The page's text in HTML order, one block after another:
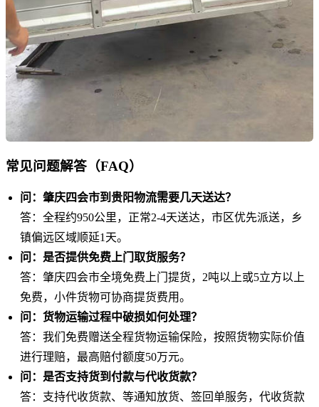
常见问题解答（FAQ）
问：肇庆四会市到贵阳物流需要几天送达？
答：全程约950公里，正常2-4天送达，市区优先派送，乡
镇偏远区域顺延1天。
问：是否提供免费上门取货服务？
答：肇庆四会市全境免费上门提货，2吨以上或5立方以上
免费，小件货物可协商提货费用。
问：货物运输过程中破损如何处理？
答：我们免费赠送全程货物运输保险，按照货物实际价值
进行理赔，最高赔付额度50万元。
问：是否支持货到付款与代收货款？
答：支持代收货款、等通知放货、签回单服务，代收货款